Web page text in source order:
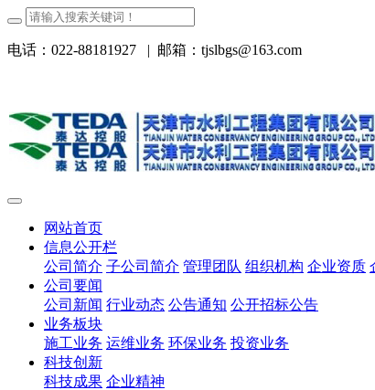
电话：022-88181927 | 邮箱：tjslbgs@163.com
网站首页
信息公开栏
公司简介 子公司简介 管理团队 组织机构 企业资质
公司要闻
公司新闻 行业动态 公告通知 公开招标公告
业务板块
施工业务 运维业务 环保业务 投资业务
科技创新
科技成果 企业精神